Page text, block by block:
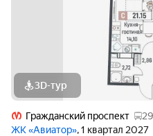
3D-тур
Гражданский проспект
ЖК «Авиатор», 1 квартал 2027